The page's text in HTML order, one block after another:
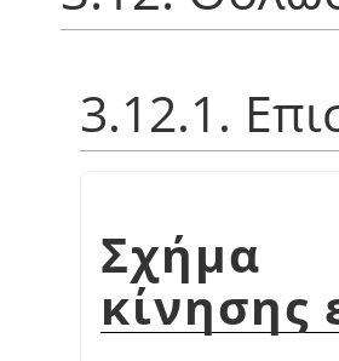
3.12.1.
Σχήμα
κίνησης